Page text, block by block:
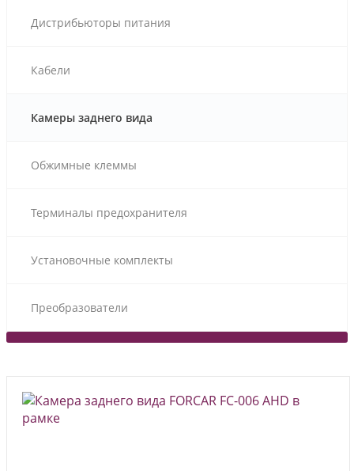
Дистрибьюторы питания
Кабели
Камеры заднего вида
Обжимные клеммы
Терминалы предохранителя
Установочные комплекты
Преобразователи